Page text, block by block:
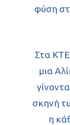
φύση
Στα
μια
σκηνή
η